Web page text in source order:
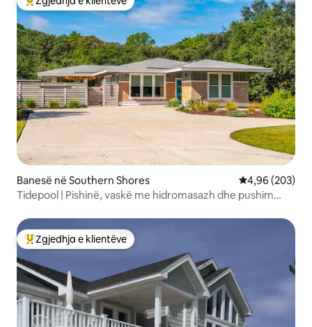
Më të mirat e zgjedhjeve të klientëve
Banesë në Southern Shores Vlerësimi
4,96 (203)
Tidepool | Pishinë, vaskë me hidromasazh dhe pushim
Më të mirat e zgjedhjeve të klientëve
Zgjedhja e klientëve